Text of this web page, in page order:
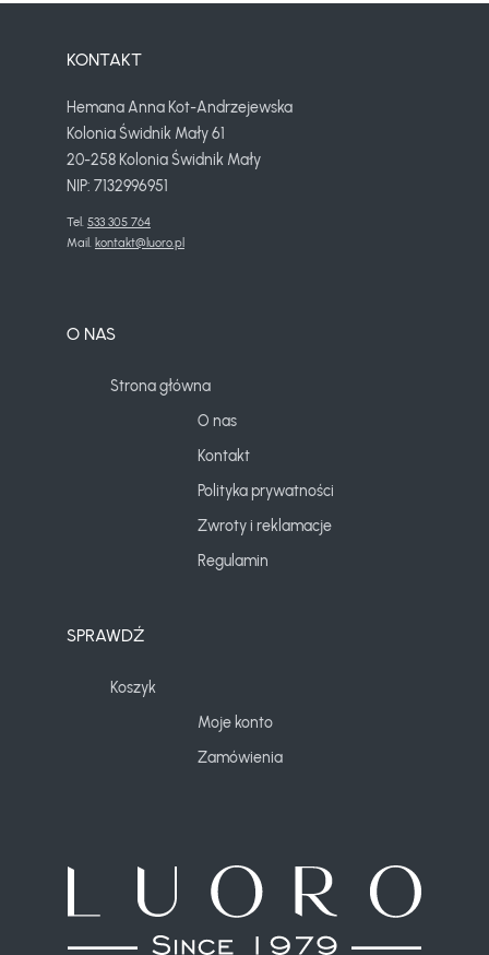
KONTAKT
Hemana Anna Kot-Andrzejewska
Kolonia Świdnik Mały 61
20-258 Kolonia Świdnik Mały
NIP: 7132996951
Tel. 533 305 764
Mail. kontakt@luoro.pl
O NAS
Strona główna
O nas
Kontakt
Polityka prywatności
Zwroty i reklamacje
Regulamin
SPRAWDŹ
Koszyk
Moje konto
Zamówienia